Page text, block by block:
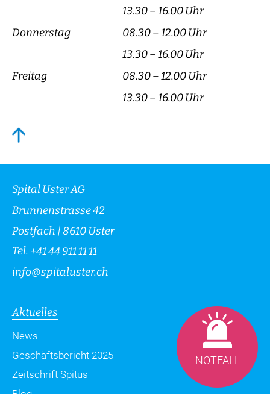
13.30 – 16.00 Uhr
Donnerstag
08.30 – 12.00 Uhr
13.30 – 16.00 Uhr
Freitag
08.30 – 12.00 Uhr
13.30 – 16.00 Uhr
NOTFALL
Spital Uster AG
Brunnenstrasse 42
Postfach | 8610 Uster
Tel. +41 44 911 11 11
info@spitaluster.ch
Aktuelles
News
Geschäftsbericht 2025
Zeitschrift Spitus
Blog